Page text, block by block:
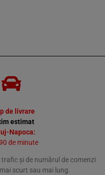
de livrare
estimat
Napoca:
de minute
și de numărul de comenzi
scurt sau mai lung.